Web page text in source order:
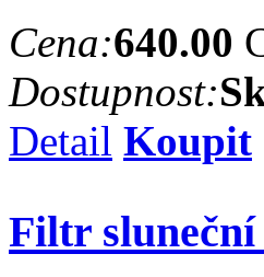
Cena:640.00
Dostupnost:
Detail Koupit
Filtr sluneční